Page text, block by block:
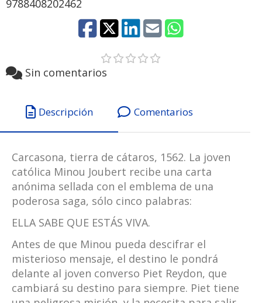
9788408202462
Sin comentarios
Descripción Comentarios
Carcasona, tierra de cátaros, 1562. La joven
católica Minou Joubert recibe una carta
anónima sellada con el emblema de una
poderosa saga, sólo cinco palabras:
ELLA SABE QUE ESTÁS VIVA.
Antes de que Minou pueda descifrar el
misterioso mensaje, el destino le pondrá
delante al joven converso Piet Reydon, que
cambiará su destino para siempre. Piet tiene